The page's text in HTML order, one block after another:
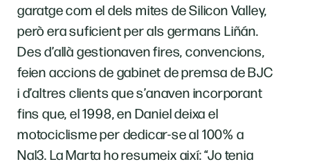
garatge com el dels mites de Silicon Valley,
però era suficient per als germans Liñán.
Des d’allà gestionaven fires, convencions,
feien accions de gabinet de premsa de BJC
i d’altres clients que s’anaven incorporant
fins que, el 1998, en Daniel deixa el
motociclisme per dedicar-se al 100% a
Nal3. La Marta ho resumeix així: “Jo tenia